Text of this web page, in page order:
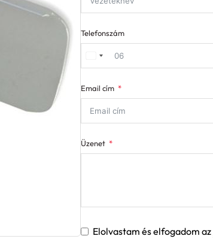
Telefonszám
Email cím
Üzenet
Elolvastam és elfogadom az